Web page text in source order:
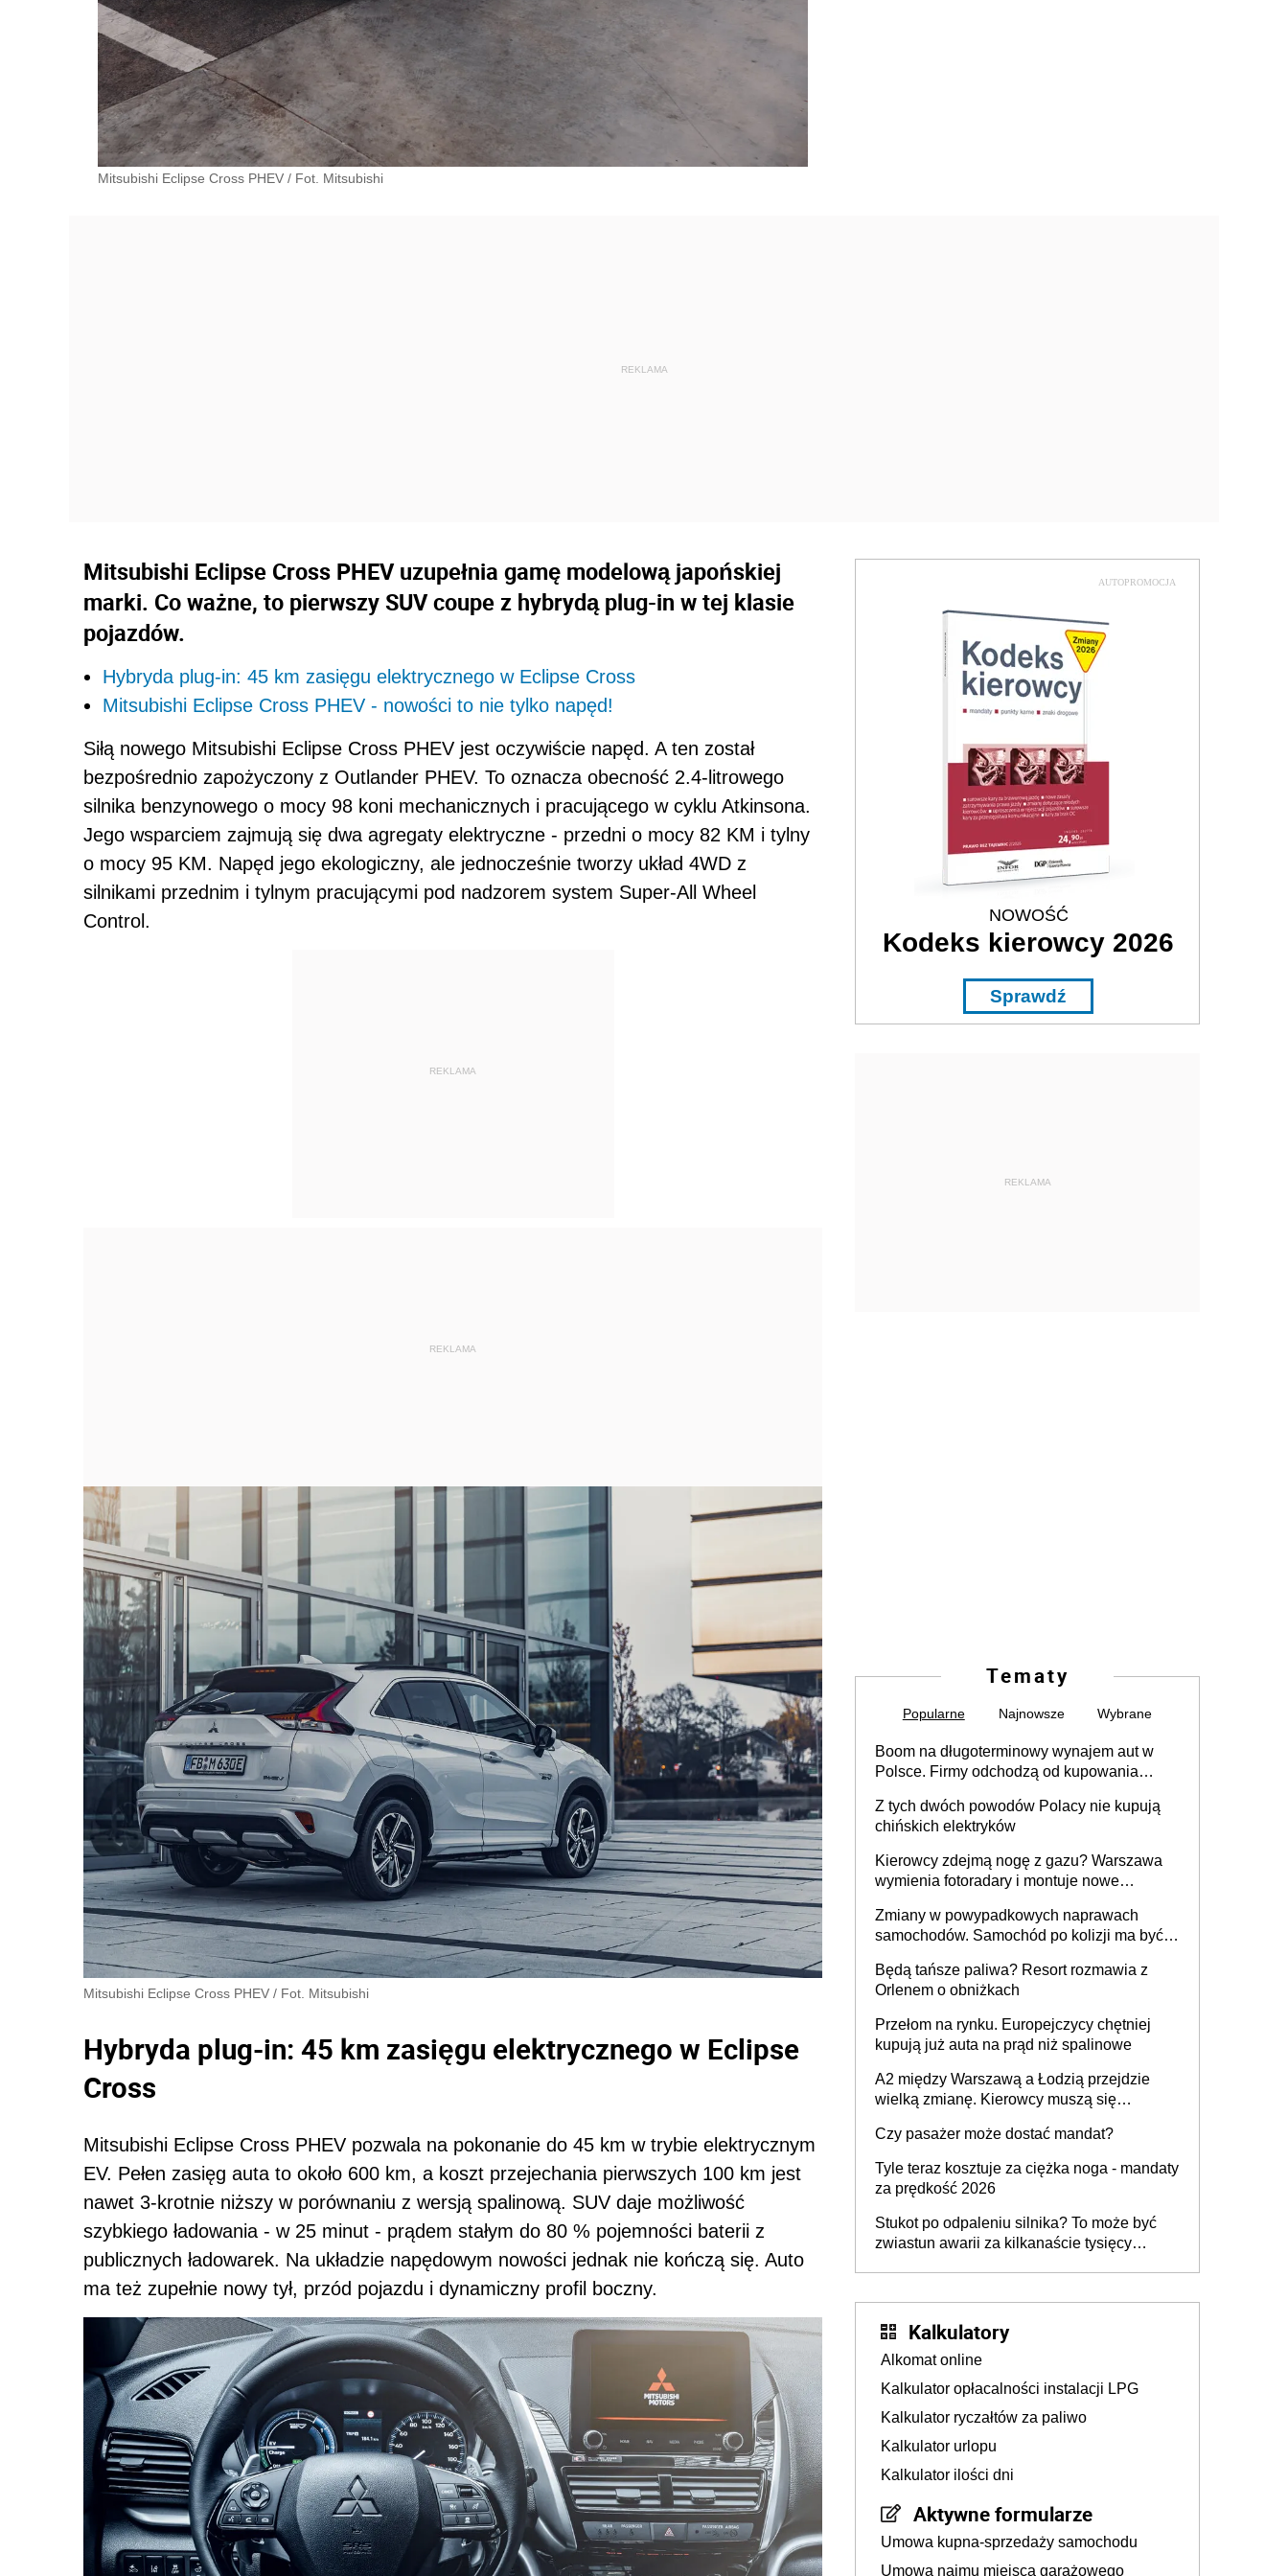
Mitsubishi Eclipse Cross PHEV / Fot. Mitsubishi
Mitsubishi Eclipse Cross PHEV uzupełnia gamę modelową japońskiej
marki. Co ważne, to pierwszy SUV coupe z hybrydą plug-in w tej klasie
pojazdów.
Hybryda plug-in: 45 km zasięgu elektrycznego w Eclipse Cross
Mitsubishi Eclipse Cross PHEV - nowości to nie tylko napęd!
Siłą nowego Mitsubishi Eclipse Cross PHEV jest oczywiście napęd. A ten został
bezpośrednio zapożyczony z Outlander PHEV. To oznacza obecność 2.4-litrowego
silnika benzynowego o mocy 98 koni mechanicznych i pracującego w cyklu Atkinsona.
Jego wsparciem zajmują się dwa agregaty elektryczne - przedni o mocy 82 KM i tylny
o mocy 95 KM. Napęd jego ekologiczny, ale jednocześnie tworzy układ 4WD z
silnikami przednim i tylnym pracującymi pod nadzorem system Super-All Wheel
Control.
REKLAMA
REKLAMA
Mitsubishi Eclipse Cross PHEV / Fot. Mitsubishi
Hybryda plug-in: 45 km zasięgu elektrycznego w Eclipse
Cross
Mitsubishi Eclipse Cross PHEV pozwala na pokonanie do 45 km w trybie elektrycznym
EV. Pełen zasięg auta to około 600 km, a koszt przejechania pierwszych 100 km jest
nawet 3-krotnie niższy w porównaniu z wersją spalinową. SUV daje możliwość
szybkiego ładowania - w 25 minut - prądem stałym do 80 % pojemności baterii z
publicznych ładowarek. Na układzie napędowym nowości jednak nie kończą się. Auto
ma też zupełnie nowy tył, przód pojazdu i dynamiczny profil boczny.
AUTOPROMOCJA
NOWOŚĆ
Kodeks kierowcy 2026
Sprawdź
REKLAMA
Tematy
Popularne Najnowsze Wybrane
Boom na długoterminowy wynajem aut w
Polsce. Firmy odchodzą od kupowania
Z tych dwóch powodów Polacy nie kupują
chińskich elektryków
Kierowcy zdejmą nogę z gazu? Warszawa
wymienia fotoradary i montuje nowe
Zmiany w powypadkowych naprawach
samochodów. Samochód po kolizji ma być
technologią producenta
Będą tańsze paliwa? Resort rozmawia z
Orlenem o obniżkach
Przełom na rynku. Europejczycy chętniej
kupują już auta na prąd niż spalinowe
A2 między Warszawą a Łodzią przejdzie
wielką zmianę. Kierowcy muszą się
Czy pasażer może dostać mandat?
Tyle teraz kosztuje za ciężka noga - mandaty
za prędkość 2026
Stukot po odpaleniu silnika? To może być
zwiastun awarii za kilkanaście tysięcy
Kalkulatory
Alkomat online
Kalkulator opłacalności instalacji LPG
Kalkulator ryczałtów za paliwo
Kalkulator urlopu
Kalkulator ilości dni
Aktywne formularze
Umowa kupna-sprzedaży samochodu
Umowa najmu miejsca garażowego